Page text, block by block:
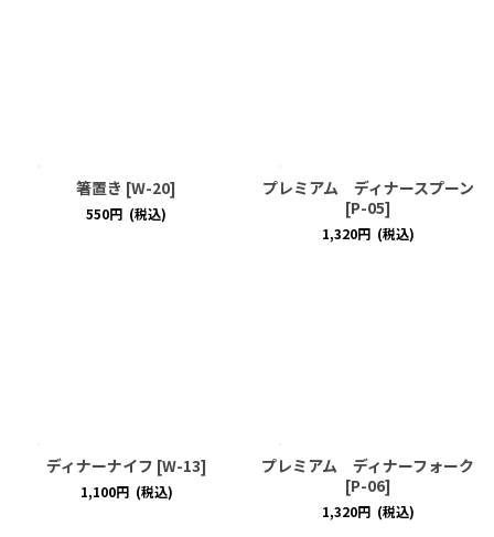
箸置き [W-20]
550円 (税込)
プレミアム ディナースプーン
[P-05]
1,320円 (税込)
ディナーナイフ [W-13]
1,100円 (税込)
プレミアム ディナーフォーク
[P-06]
1,320円 (税込)